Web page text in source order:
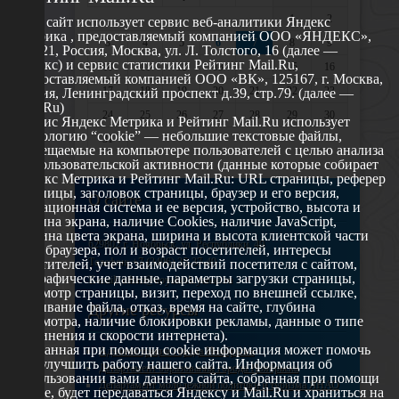
1
2
3
4 5 6 7 8
9
10
11 12 13 14 15
16
17
18 19 20 21 22
23
24
25 26 27 28 29
30
31
О сайте
629802 г. Ноябрьск, ул. Республики, 49
Телефон: +7 (3496) 35-37-49
E-mail: udsm@noyabrsk.yanao.ru
Другие ресурсы
Администрация города Ноябрьска
Департамент образования города Ноябрьска
Департамент молодежной политики и туризма ЯНАО
Этот сайт использует сервис веб-аналитики Яндекс
Метрика , предоставляемый компанией ООО «ЯНДЕКС»,
119021, Россия, Москва, ул. Л. Толстого, 16 (далее —
Яндекс) и сервис статистики Рейтинг Mail.Ru,
предоставляемый компанией ООО «ВК», 125167, г. Москва,
Россия, Ленинградский проспект д.39, стр.79. (далее —
Mail.Ru)
Сервис Яндекс Метрика и Рейтинг Mail.Ru использует
технологию “cookie” — небольшие текстовые файлы,
размещаемые на компьютере пользователей с целью анализа
их пользовательской активности (данные которые собирает
Яндекс Метрика и Рейтинг Mail.Ru: URL страницы, реферер
страницы, заголовок страницы, браузер и его версия,
операционная система и ее версия, устройство, высота и
ширина экрана, наличие Cookies, наличие JavaScript,
глубина цвета экрана, ширина и высота клиентской части
окна браузера, пол и возраст посетителей, интересы
посетителей, учет взаимодействий посетителя с сайтом,
географические данные, параметры загрузки страницы,
просмотр страницы, визит, переход по внешней ссылке,
cкачивание файла, отказ, время на сайте, глубина
просмотра, наличие блокировки рекламы, данные о типе
соединения и скорости интернета).
Собранная при помощи cookie информация может помочь
нам улучшить работу нашего сайта. Информация об
использовании вами данного сайта, собранная при помощи
cookie, будет передаваться Яндексу и Mail.Ru и храниться на